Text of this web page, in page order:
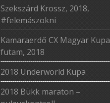
Szekszárd Krossz, 2018,
#felemászokni
Kamaraerdő CX Magyar Kupa
futam, 2018
2018 Underworld Kupa
2018 Bükk maraton –